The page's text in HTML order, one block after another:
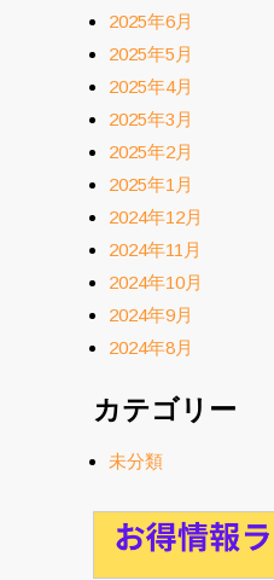
2025年6月
2025年5月
2025年4月
2025年3月
2025年2月
2025年1月
2024年12月
2024年11月
2024年10月
2024年9月
2024年8月
カテゴリー
未分類